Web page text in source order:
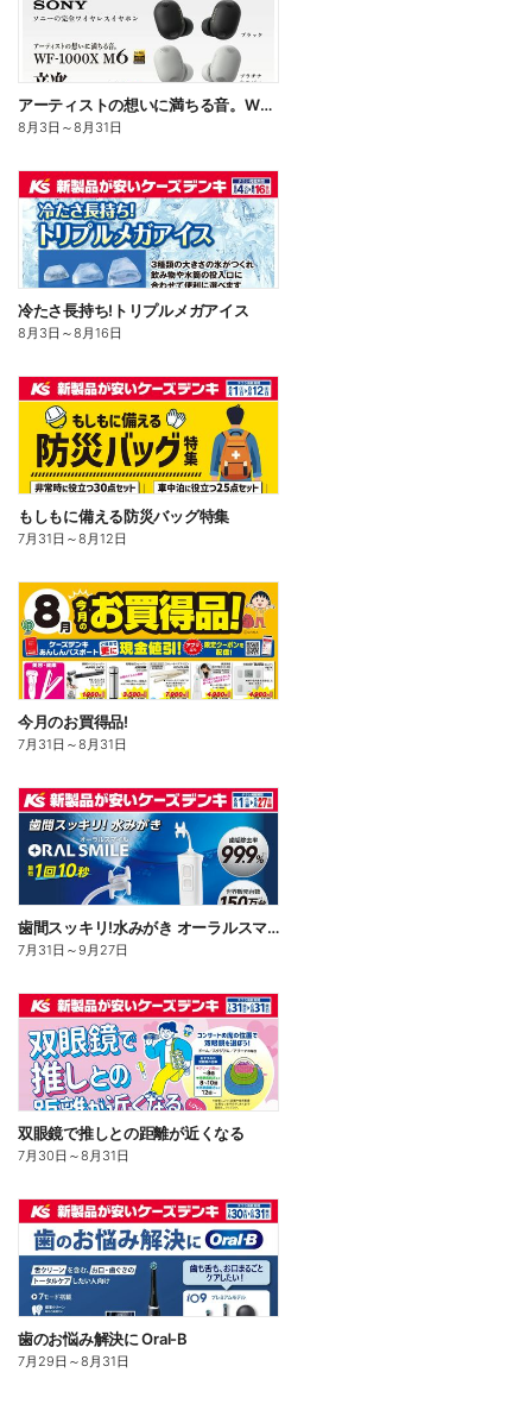
アーティストの想いに満ちる音。WF-1000X M6
8月3日 ～8月31日
冷たさ長持ち!トリプルメガアイス
8月3日 ～8月16日
もしもに備える防災バッグ特集
7月31日 ～8月12日
今月のお買得品!
7月31日 ～8月31日
歯間スッキリ!水みがき オーラルスマイル
7月31日 ～9月27日
双眼鏡で推しとの距離が近くなる
7月30日 ～8月31日
歯のお悩み解決に Oral-B
7月29日 ～8月31日